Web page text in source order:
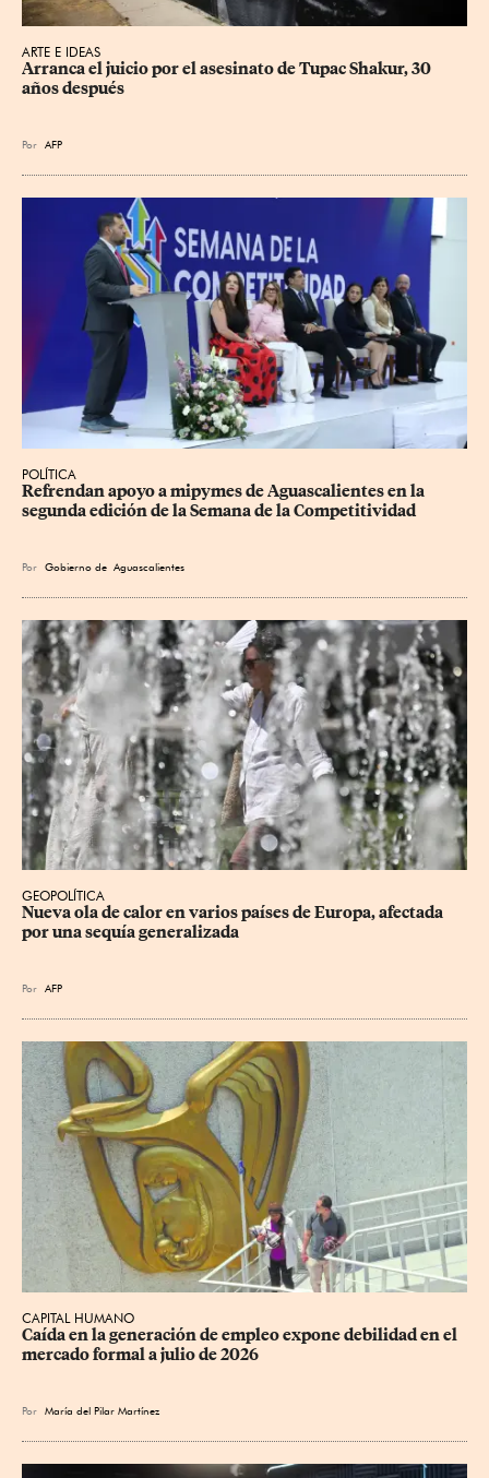
ARTE E IDEAS
Arranca el juicio por el asesinato de Tupac Shakur, 30
años después
Por AFP
POLÍTICA
Refrendan apoyo a mipymes de Aguascalientes en la
segunda edición de la Semana de la Competitividad
Por Gobierno de Aguascalientes
GEOPOLÍTICA
Nueva ola de calor en varios países de Europa, afectada
por una sequía generalizada
Por AFP
CAPITAL HUMANO
Caída en la generación de empleo expone debilidad en el
mercado formal a julio de 2026
Por María del Pilar Martínez